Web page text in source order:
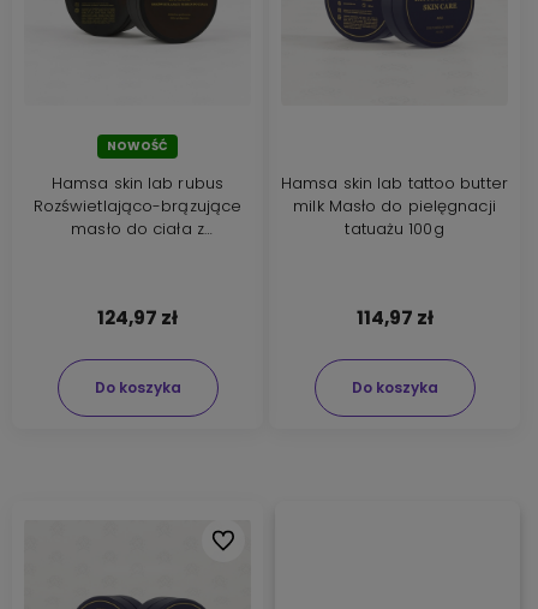
NOWOŚĆ
Hamsa skin lab rubus
Rozświetlająco-brązujące
masło do ciała z
124,97 zł
Do koszyka
Hamsa skin lab tattoo butter
milk Masło do pielęgnacji
tatuażu 100g
114,97 zł
Do koszyka
Do ulubionych